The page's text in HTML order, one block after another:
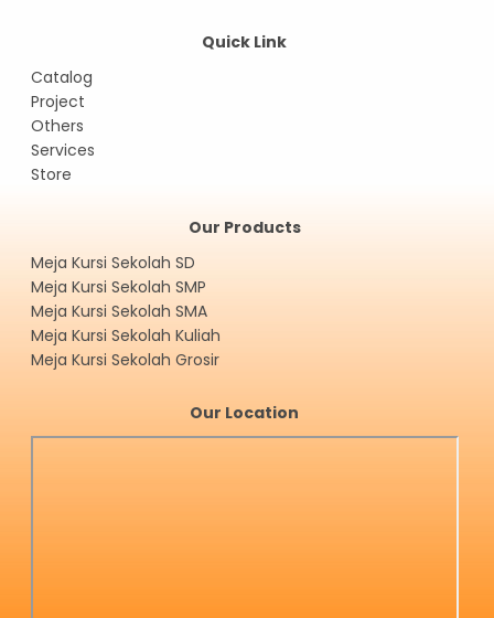
Quick Link
Catalog
Project
Others
Services
Store
Our Products
Meja Kursi Sekolah SD
Meja Kursi Sekolah SMP
Meja Kursi Sekolah SMA
Meja Kursi Sekolah Kuliah
Meja Kursi Sekolah Grosir
Our Location